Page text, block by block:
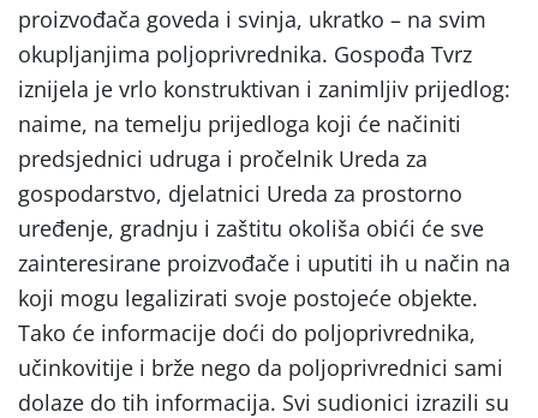
proizvođača goveda i svinja, ukratko – na svim
okupljanjima poljoprivrednika. Gospođa Tvrz
iznijela je vrlo konstruktivan i zanimljiv prijedlog:
naime, na temelju prijedloga koji će načiniti
predsjednici udruga i pročelnik Ureda za
gospodarstvo, djelatnici Ureda za prostorno
uređenje, gradnju i zaštitu okoliša obići će sve
zainteresirane proizvođače i uputiti ih u način na
koji mogu legalizirati svoje postojeće objekte.
Tako će informacije doći do poljoprivrednika,
učinkovitije i brže nego da poljoprivrednici sami
dolaze do tih informacija. Svi sudionici izrazili su